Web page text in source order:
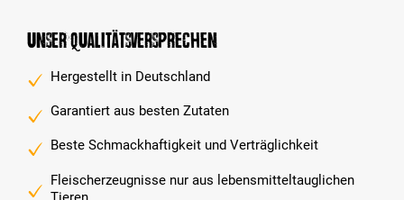
Unser Qualitätsversprechen
Hergestellt in Deutschland
Garantiert aus besten Zutaten
Beste Schmackhaftigkeit und Verträglichkeit
Fleischerzeugnisse nur aus lebensmitteltauglichen